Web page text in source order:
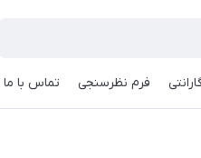
فرم نظرسنجی تماس با ما